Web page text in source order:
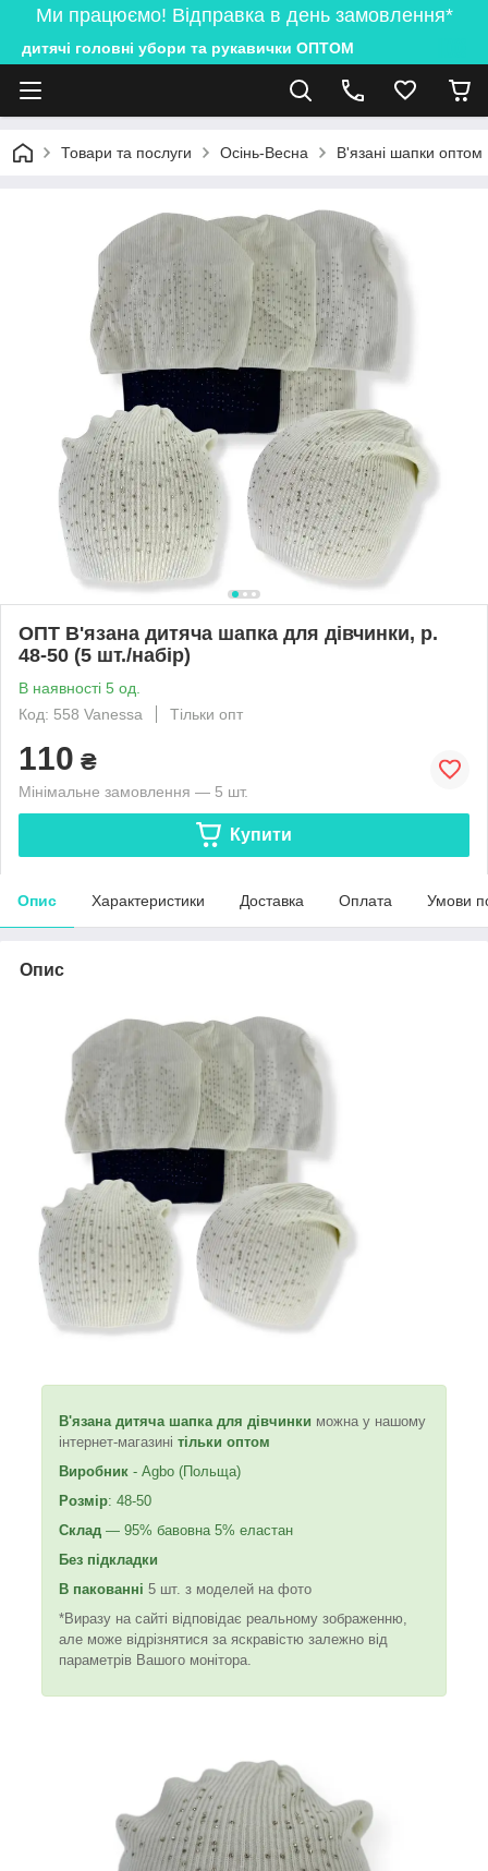
Ми працюємо! Відправка в день замовлення*
дитячі головні убори та рукавички ОПТОМ
Товари та послуги Осінь-Весна В'язані шапки оптом
ОПТ В'язана дитяча шапка для дівчинки, р.
48-50 (5 шт./набір)
В наявності 5 од.
Код: 558 Vanessa
Тільки опт
110 ₴
Мінімальне замовлення — 5 шт.
Купити
Опис Характеристики Доставка Оплата Умови
Опис
В'язана дитяча шапка для дівчинки можна у нашому
інтернет-магазині тільки оптом
Виробник - Agbo (Польща)
Розмір: 48-50
Склад — 95% бавовна 5% еластан
Без підкладки
В пакованні 5 шт. з моделей на фото
*Виразу на сайті відповідає реальному зображенню,
але може відрізнятися за яскравістю залежно від
параметрів Вашого монітора.